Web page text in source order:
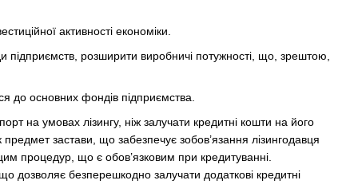
активності економіки.
підприємств, розширити виробничі потужності, що, зрештою,
до основних фондів підприємства.
на умовах лізингу, ніж залучати кредитні кошти на його
застави, що забезпечує зобов’язання лізингодавця
процедур, що є обов’язковим при кредитуванні.
дозволяє безперешкодно залучати додаткові кредитні